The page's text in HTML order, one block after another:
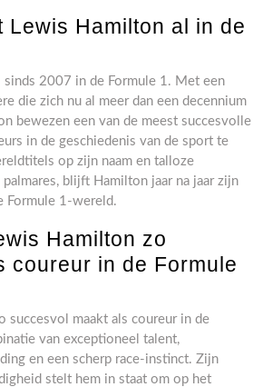
Lewis Hamilton al in de
sinds 2007 in de Formule 1. Met een
die zich nu al meer dan een decennium
bewezen een van de meest succesvolle
in de geschiedenis van de sport te
op zijn naam en talloze
blijft Hamilton jaar na jaar zijn
Formule 1-wereld.
Hamilton zo
coureur in de Formule
succesvol maakt als coureur in de
van exceptioneel talent,
en een scherp race-instinct. Zijn
stelt hem in staat om op het